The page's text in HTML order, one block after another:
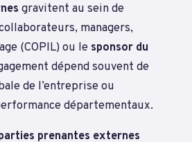
gravitent au sein de
managers,
(COPIL) ou le sponsor du
dépend souvent de
de l’entreprise ou
départementaux.
prenantes externes